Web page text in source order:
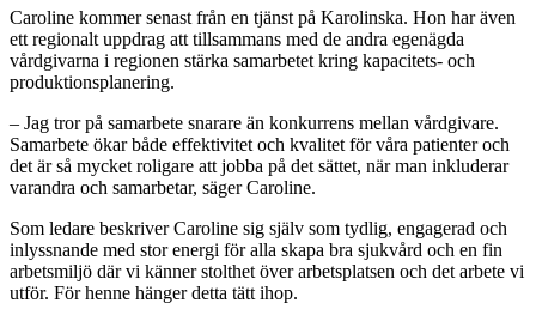
Caroline kommer senast från en tjänst på Karolinska. Hon har även
ett regionalt uppdrag att tillsammans med de andra egenägda
vårdgivarna i regionen stärka samarbetet kring kapacitets- och
produktionsplanering.
– Jag tror på samarbete snarare än konkurrens mellan vårdgivare.
Samarbete ökar både effektivitet och kvalitet för våra patienter och
det är så mycket roligare att jobba på det sättet, när man inkluderar
varandra och samarbetar, säger Caroline.
Som ledare beskriver Caroline sig själv som tydlig, engagerad och
inlyssnande med stor energi föralla skapa bra sjukvård och en fin
arbetsmiljö där vi känner stolthet över arbetsplatsen och det arbete vi
utför. Förhenne hänger detta tätt ihop.